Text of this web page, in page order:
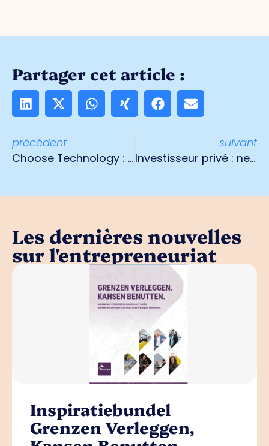
Partager cet article :
précédent
Choose Technology : "Ceux qui n'adhèrent pas maintenant seront en dehors de la société dans cinq ans".
suivant
Investisseur privé : ne vendez pas vos briques !
Les dernières nouvelles
sur l'entrepreneuriat
Inspiratiebundel
Grenzen Verleggen,